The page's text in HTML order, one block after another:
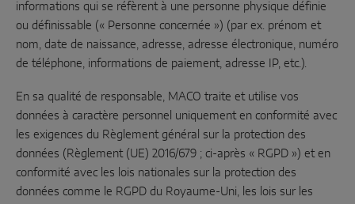
Instinct by MACO
MACO Protect M-TS
À relevage
À cylindre
Composants système
informations qui se réfèrent à une personne physique définie
ou définissable (« Personne concernée ») (par ex. prénom et
nom, date de naissance, adresse, adresse électronique, numéro
de téléphone, informations de paiement, adresse IP, etc.).
En sa qualité de responsable, MACO traite et utilise vos
données à caractère personnel uniquement en conformité avec
les exigences du Règlement général sur la protection des
données (Règlement (UE) 2016/679 ; ci-après « RGPD ») et en
conformité avec les lois nationales sur la protection des
données comme le RGPD du Royaume-Uni, les lois sur les